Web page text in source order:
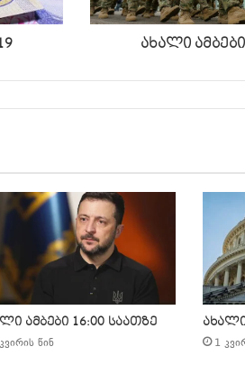
ახალი ამბები
ამბები 16:00 საათზე
წინ 1